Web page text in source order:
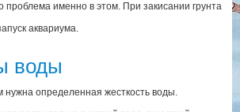
проблема именно в этом. При закисании грунта
аквариума.
воды
нужна определенная жесткость воды.